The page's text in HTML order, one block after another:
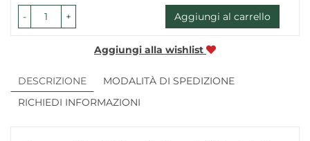
- + Aggiungi al carrello
Aggiungi alla wishlist
DESCRIZIONE
MODALITÀ DI SPEDIZIONE
RICHIEDI INFORMAZIONI